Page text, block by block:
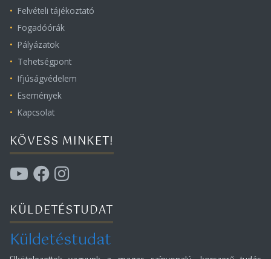
Felvételi tájékoztató
Fogadóórák
Pályázatok
Tehetségpont
Ifjúságvédelem
Események
Kapcsolat
KÖVESS MINKET!
KÜLDETÉSTUDAT
Küldetéstudat